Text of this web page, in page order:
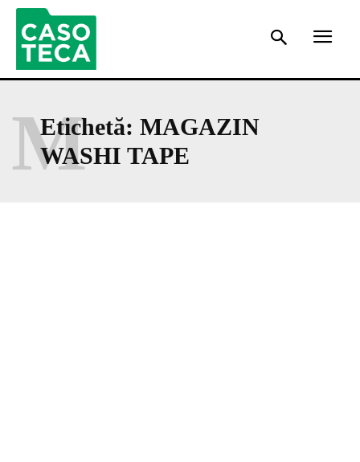
Etichetă: MAGAZIN
WASHI TAPE
M